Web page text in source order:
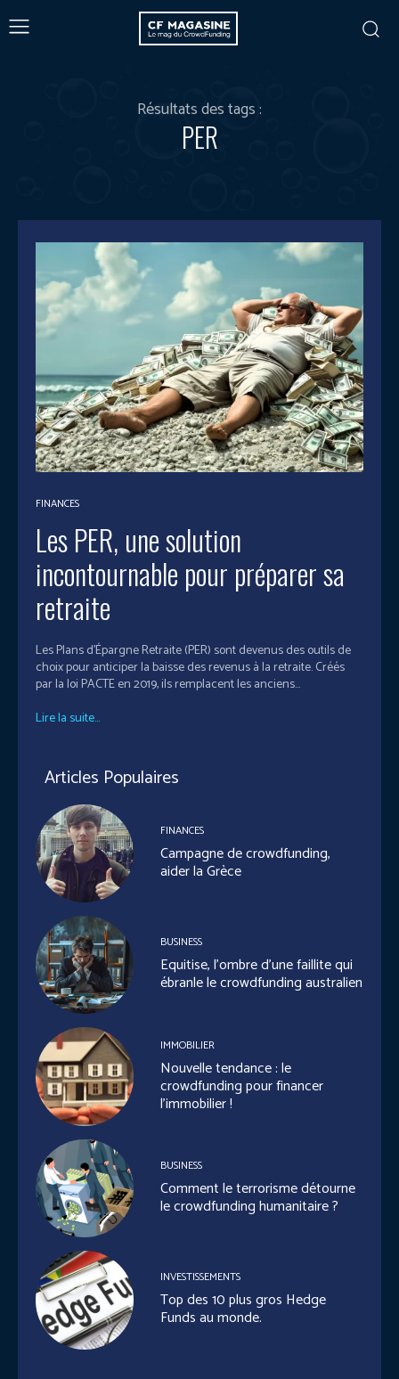
Résultats des tags :
PER
FINANCES
Les PER, une solution
incontournable pour préparer sa
retraite
Les Plans d’Épargne Retraite (PER) sont devenus des outils de
choix pour anticiper la baisse des revenus à la retraite. Créés
par la loi PACTE en 2019, ils remplacent les anciens...
Lire la suite...
Articles Populaires
FINANCES
Campagne de crowdfunding,
aider la Grèce
BUSINESS
Equitise, l’ombre d’une faillite qui
ébranle le crowdfunding australien
IMMOBILIER
Nouvelle tendance : le
crowdfunding pour financer
l’immobilier !
BUSINESS
Comment le terrorisme détourne
le crowdfunding humanitaire ?
INVESTISSEMENTS
Top des 10 plus gros Hedge
Funds au monde.